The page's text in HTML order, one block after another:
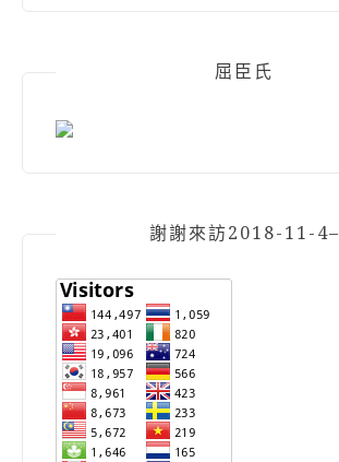
屈臣氏
謝謝來訪2018-11-4–